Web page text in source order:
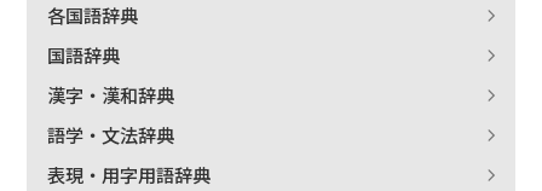
各国語辞典
国語辞典
漢字・漢和辞典
語学・文法辞典
表現・用字用語辞典